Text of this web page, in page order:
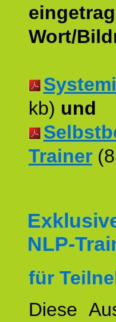
Wort/
kb) und
Trainer
NLP-
für
Diese